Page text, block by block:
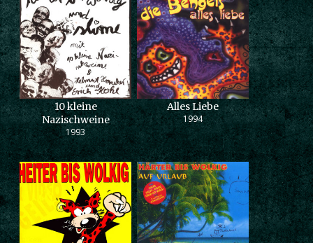
10 kleine
Nazischweine
1993
Alles Liebe
1994